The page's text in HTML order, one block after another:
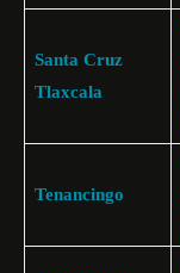
Santa Cruz
Tlaxcala
Tenancingo